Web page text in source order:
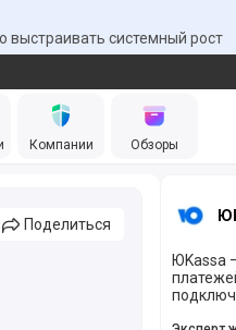
системный рост
Компании Обзоры
Поделиться
ЮKassa